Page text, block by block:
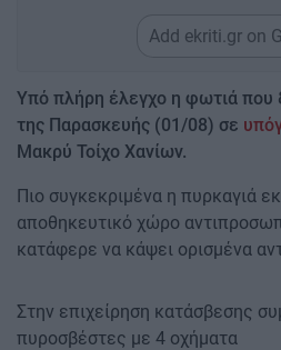
Add ekriti.gr on
Υπό πλήρη έλεγχο η φωτιά που
της Παρασκευής (01/08) σε
Μακρύ Τοίχο Χανίων.
Πιο συγκεκριμένα η πυρκαγιά
αποθηκευτικό χώρο
κατάφερε να κάψει ορισμένα
Στην επιχείρηση κατάσβεσης
πυροσβέστες με 4 οχήματα